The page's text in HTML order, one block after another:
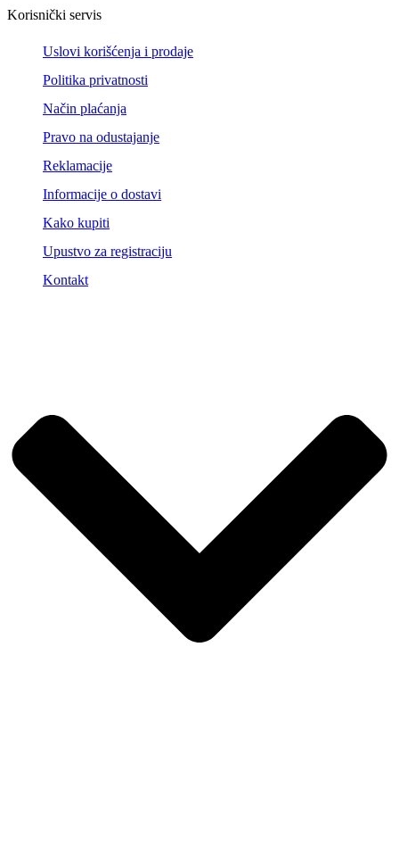
Korisnički servis
Uslovi korišćenja i prodaje
Politika privatnosti
Način plaćanja
Pravo na odustajanje
Reklamacije
Informacije o dostavi
Kako kupiti
Upustvo za registraciju
Kontakt